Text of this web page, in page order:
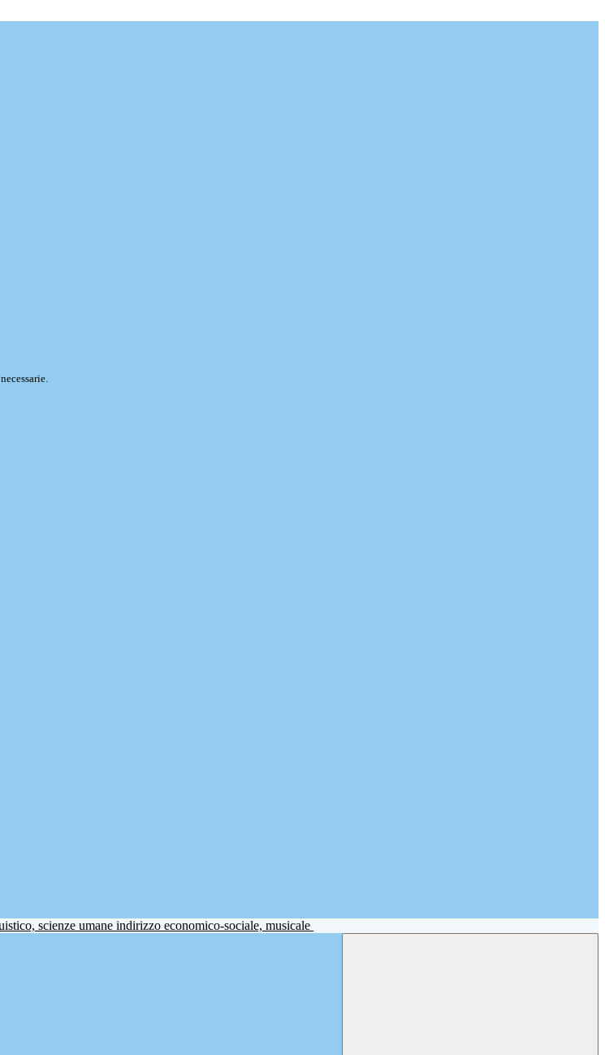
scienze umane indirizzo economico-sociale, musicale